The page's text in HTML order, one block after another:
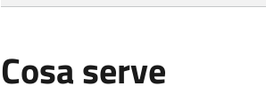
Cosa serve